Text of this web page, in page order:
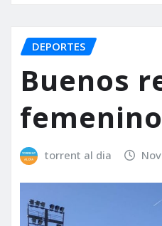
DEPORTES
Buenos
torrent al dia